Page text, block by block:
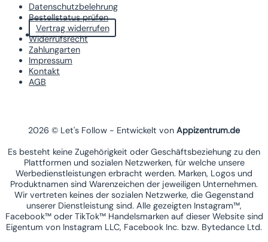
Datenschutzbelehrung
Bestellstatus prüfen
Vertrag widerrufen
Widerrufsrecht
Zahlungarten
Impressum
Kontakt
AGB
2026 © Let's Follow - Entwickelt von Appizentrum.de
Es besteht keine Zugehörigkeit oder Geschäftsbeziehung zu den
Plattformen und sozialen Netzwerken, für welche unsere
Werbedienstleistungen erbracht werden. Marken, Logos und
Produktnamen sind Warenzeichen der jeweiligen Unternehmen.
Wir vertreten keines der sozialen Netzwerke, die Gegenstand
unserer Dienstleistung sind. Alle gezeigten Instagram™,
Facebook™ oder TikTok™ Handelsmarken auf dieser Website sind
Eigentum von Instagram LLC, Facebook Inc. bzw. Bytedance Ltd.